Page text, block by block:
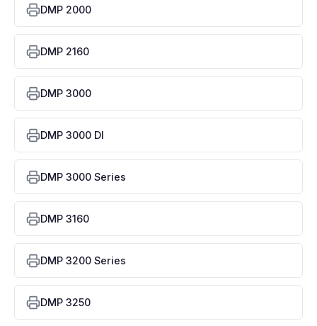
DMP 2000
DMP 2160
DMP 3000
DMP 3000 DI
DMP 3000 Series
DMP 3160
DMP 3200 Series
DMP 3250